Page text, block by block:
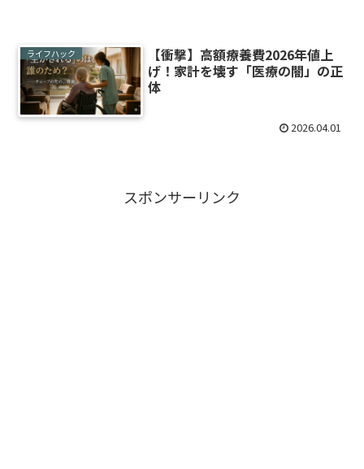
ライフハック
【衝撃】高額療養費2026年値上
げ！家計を壊す「医療の闇」の正
体
2026.04.01
スポンサーリンク